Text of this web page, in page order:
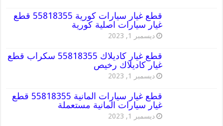
قطع غيار سيارات كورية 55818355 قطع
غيار سيارات اصلية كورية
ديسمبر 1, 2023
قطع غيار كاديلاك 55818355 سكراب قطع
غيار كاديلاك رخيص
ديسمبر 1, 2023
قطع غيار سيارات المانية 55818355 قطع
غيار سيارات المانية مستعملة
ديسمبر 1, 2023